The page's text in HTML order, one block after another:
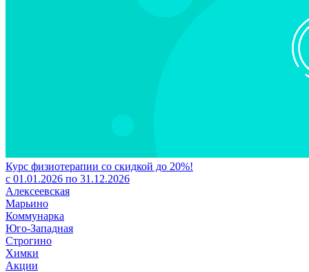
Курс физиотерапии со скидкой до 20%!
с 01.01.2026 по 31.12.2026
Алексеевская
Марьино
Коммунарка
Юго-Западная
Строгино
Химки
Акции